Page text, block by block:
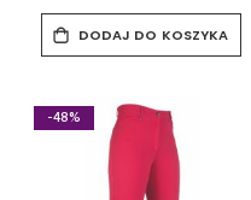
DODAJ DO KOSZYKA
-48%